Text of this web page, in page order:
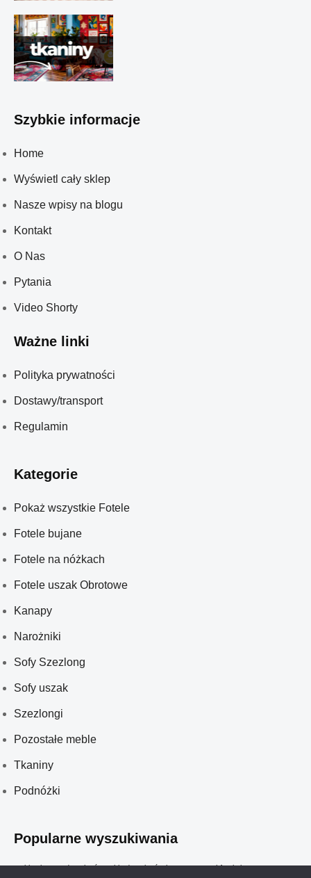
Szybkie informacje
Home
Wyświetl cały sklep
Nasze wpisy na blogu
Kontakt
O Nas
Pytania
Video Shorty
Ważne linki
Polityka prywatności
Dostawy/transport
Regulamin
Kategorie
Pokaż wszystkie Fotele
Fotele bujane
Fotele na nóżkach
Fotele uszak Obrotowe
Kanapy
Narożniki
Sofy Szezlong
Sofy uszak
Szezlongi
Pozostałe meble
Tkaniny
Podnóżki
Popularne wyszukiwania
meble glamour do salonówmeble do salonów kosmetycznychfotel obrotowy